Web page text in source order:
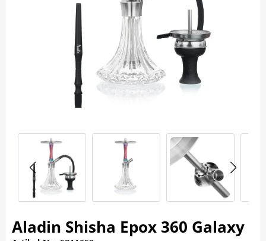
Aladin Shisha Epox 360 Galaxy